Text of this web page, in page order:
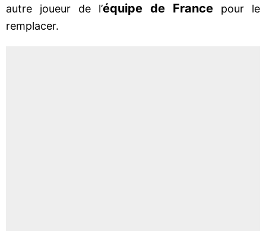
autre joueur de l’équipe de France pour le
remplacer.